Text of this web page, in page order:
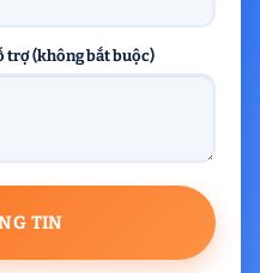
trợ (không bắt buộc)